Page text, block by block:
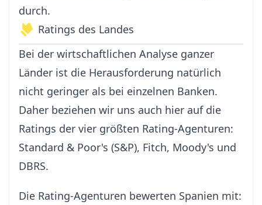
durch.
Ratings des Landes
Bei der wirtschaftlichen Analyse ganzer
Länder ist die Herausforderung natürlich
nicht geringer als bei einzelnen Banken.
Daher beziehen wir uns auch hier auf die
Ratings der vier größten Rating-Agenturen:
Standard & Poor's (S&P), Fitch, Moody's und
DBRS.
Die Rating-Agenturen bewerten Spanien mit: